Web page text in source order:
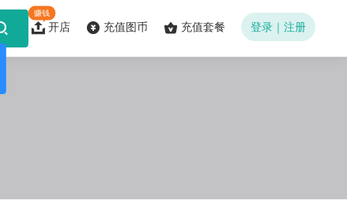
开店
赚钱
充值图币 充值套餐 登录｜注册